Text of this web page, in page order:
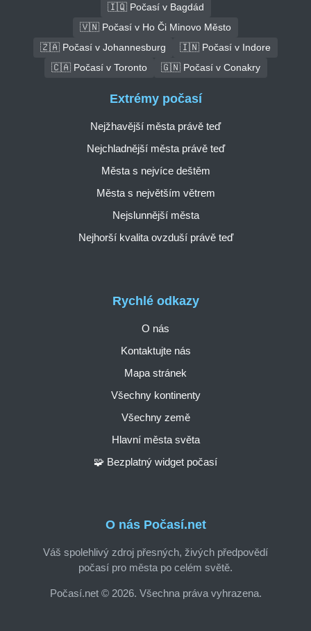
🇮🇶 Počasí v Bagdád
🇻🇳 Počasí v Ho Či Minovo Město
🇿🇦 Počasí v Johannesburg
🇮🇳 Počasí v Indore
🇨🇦 Počasí v Toronto
🇬🇳 Počasí v Conakry
O nás Počasí.net
Váš spolehlivý zdroj přesných, živých předpovědí
počasí pro města po celém světě.
Počasí.net © 2026. Všechna práva vyhrazena.
Rychlé odkazy
O nás
Kontaktujte nás
Mapa stránek
Všechny kontinenty
Všechny země
Hlavní města světa
🧩 Bezplatný widget počasí
Extrémy počasí
Nejžhavější města právě teď
Nejchladnější města právě teď
Města s nejvíce deštěm
Města s největším větrem
Nejslunnější města
Nejhorší kvalita ovzduší právě teď